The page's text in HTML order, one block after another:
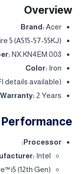
Overview
Brand: Acer
5 (A515-57-55KJ)
NX.KN4EM.008
Color: Iron
details available)
Warranty: 2 Years
Performance
Processor:
Intel®
i5 (12th Gen)